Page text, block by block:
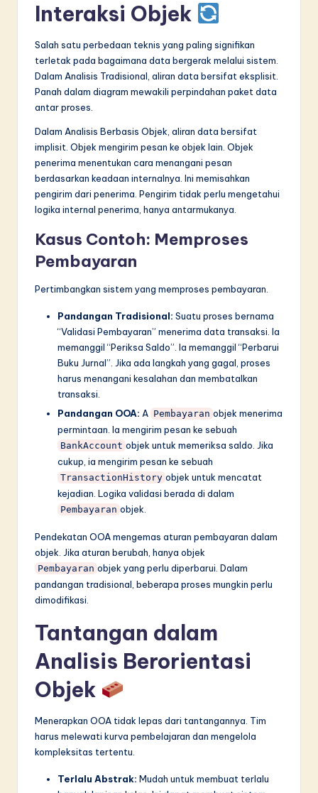
Interaksi Objek
Salah satu perbedaan teknis yang paling signifikan
terletak pada bagaimana data bergerak melalui sistem.
Dalam Analisis Tradisional, aliran data bersifat eksplisit.
Panah dalam diagram mewakili perpindahan paket data
antar proses.
Dalam Analisis Berbasis Objek, aliran data bersifat
implisit. Objek mengirim pesan ke objek lain. Objek
penerima menentukan cara menangani pesan
berdasarkan keadaan internalnya. Ini memisahkan
pengirim dari penerima. Pengirim tidak perlu mengetahui
logika internal penerima, hanya antarmukanya.
Kasus Contoh: Memproses
Pembayaran
Pertimbangkan sistem yang memproses pembayaran.
Pandangan Tradisional: Suatu proses bernama
“Validasi Pembayaran” menerima data transaksi. Ia
memanggil “Periksa Saldo”. Ia memanggil “Perbarui
Buku Jurnal”. Jika ada langkah yang gagal, proses
harus menangani kesalahan dan membatalkan
transaksi.
Pandangan OOA: A Pembayaran objek menerima
permintaan. Ia mengirim pesan ke sebuah
BankAccount objek untuk memeriksa saldo. Jika
cukup, ia mengirim pesan ke sebuah
TransactionHistory objek untuk mencatat
kejadian. Logika validasi berada di dalam
Pembayaran objek.
Pendekatan OOA mengemas aturan pembayaran dalam
objek. Jika aturan berubah, hanya objek
Pembayaran objek yang perlu diperbarui. Dalam
pandangan tradisional, beberapa proses mungkin perlu
dimodifikasi.
Tantangan dalam
Analisis Berorientasi
Objek
Menerapkan OOA tidak lepas dari tantangannya. Tim
harus melewati kurva pembelajaran dan mengelola
kompleksitas tertentu.
Terlalu Abstrak: Mudah untuk membuat terlalu